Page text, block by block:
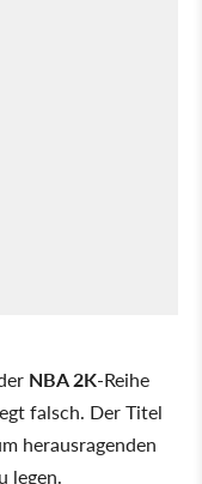
NBA 2K-Reihe
falsch. Der Titel
herausragenden
legen.